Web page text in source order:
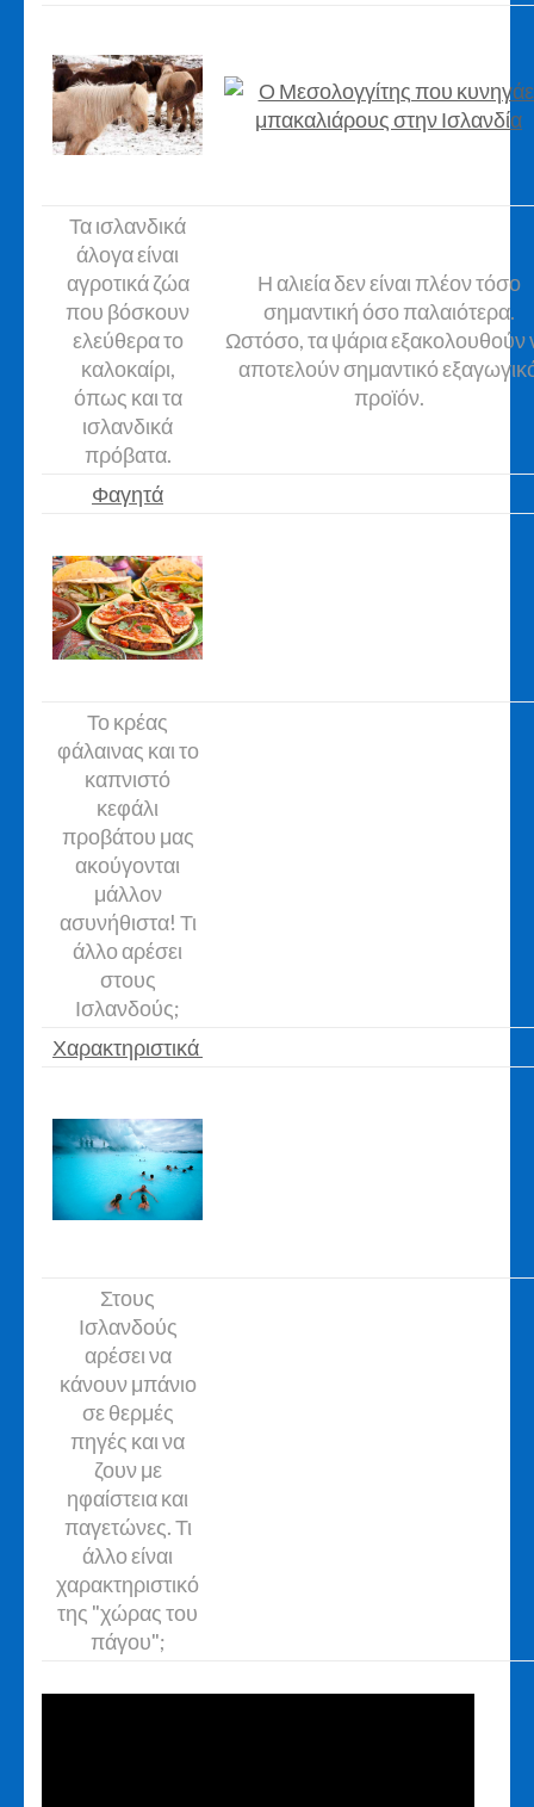
Τα ισλανδικά
άλογα είναι
αγροτικά ζώα
που βόσκουν
ελεύθερα το
καλοκαίρι,
όπως και τα
ισλανδικά
πρόβατα.
Η αλιεία δεν είναι πλέον τόσο
σημαντική όσο παλαιότερα.
Ωστόσο, τα ψάρια εξακολουθούν
αποτελούν σημαντικό
προϊόν.
Φαγητά
Το κρέας
φάλαινας και το
καπνιστό
κεφάλι
προβάτου μας
ακούγονται
μάλλον
ασυνήθιστα! Τι
άλλο αρέσει
στους
Ισλανδούς;
Χαρακτηριστικά
Στους
Ισλανδούς
αρέσει να
κάνουν μπάνιο
σε θερμές
πηγές και να
ζουν με
ηφαίστεια και
παγετώνες. Τι
άλλο είναι
χαρακτηριστικό
της "χώρας του
πάγου";